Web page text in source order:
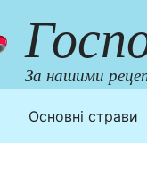
За нашими
Основні страви